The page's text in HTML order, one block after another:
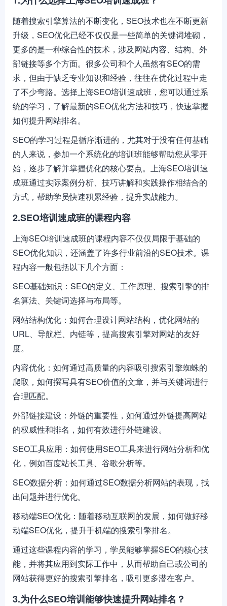
随着搜索引擎算法的不断变化，SEO技术也在不断更新
升级，SEO优化已经不仅仅是一些简单的关键词堆砌，
更多的是一种综合性的技术，涉及网站内容、结构、外
部链接等多个方面。很多公司和个人虽然有SEO的需
求，但由于缺乏专业知识和经验，往往在优化过程中走
了不少弯路。选择上海SEO培训速成班，您可以通过系
统的学习，了解最新的SEO优化方法和技巧，快速掌握
如何提升网站排名。
SEO的学习过程是循序渐进的，尤其对于没有任何基础
的人来说，参加一个系统化的培训班能够帮助您从零开
始，逐步了解并掌握优化的核心要点。上海SEO培训速
成班通过实际案例分析、技巧讲解和实践操作相结合的
方式，帮助学员快速积累经验，提升实战能力。
2.SEO培训速成班的课程内容
上海SEO培训速成班的课程内容不仅仅局限于基础的
SEO优化知识，还涵盖了许多行业前沿的SEO技术。课
程内容一般包括以下几个方面：
SEO基础知识：SEO的定义、工作原理、搜索引擎的排
名算法、关键词选择与布局等。
网站结构优化：如何合理设计网站结构，优化网站的
URL、导航栏、内链等，提高搜索引擎对网站的友好
度。
内容优化：如何通过高质量的内容吸引搜索引擎蜘蛛的
爬取，如何撰写具有SEO价值的文章，并与关键词进行
合理匹配。
外部链接建设：外链的重要性，如何通过外链提高网站
的权威性和排名，如何有效进行外链建设。
SEO工具应用：如何使用SEO工具来进行网站分析和优
化，例如百度站长工具、谷歌分析等。
SEO数据分析：如何通过SEO数据分析网站的表现，找
出问题并进行优化。
移动端SEO优化：随着移动互联网的发展，如何做好移
动端SEO优化，提升手机端的搜索引擎排名。
通过这些课程内容的学习，学员能够掌握SEO的核心技
能，并将其应用到实际工作中，从而帮助自己或公司的
网站获得更好的搜索引擎排名，吸引更多潜在客户。
3.为什么SEO培训能够快速提升网站排名？